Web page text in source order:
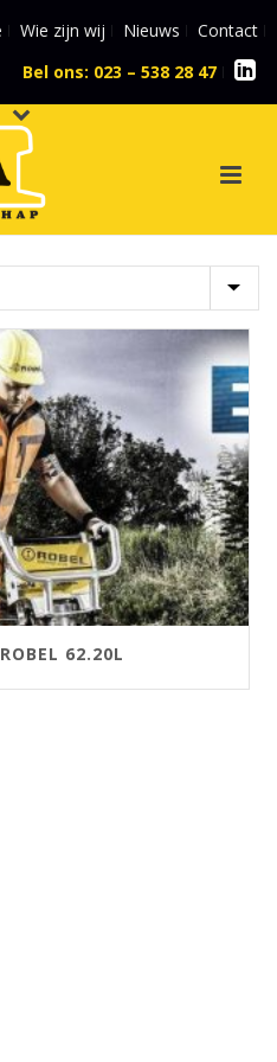
Wie zijn wij Nieuws
Contact
Bel ons: 023 – 538 28 47
62.20L